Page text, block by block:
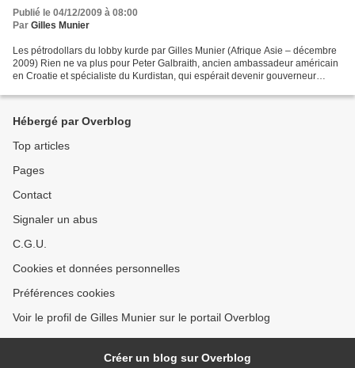
Publié le 04/12/2009 à 08:00
Par Gilles Munier
Les pétrodollars du lobby kurde par Gilles Munier (Afrique Asie – décembre
2009) Rien ne va plus pour Peter Galbraith, ancien ambassadeur américain
en Croatie et spécialiste du Kurdistan, qui espérait devenir gouverneur
Hébergé par Overblog
Top articles
Pages
Contact
Signaler un abus
C.G.U.
Cookies et données personnelles
Préférences cookies
Voir le profil de Gilles Munier sur le portail Overblog
Créer un blog sur Overblog